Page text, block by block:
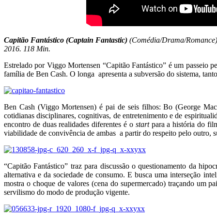
Capitão Fantástico (Captain Fantastic)(Comédia/Drama/
2016. 118 Min.
Estrelado por Viggo Mortensen “Capitão Fantástico” é um passeio
família de Ben Cash. O longa apresenta a subversão do sistema,
Ben Cash (Viggo Mortensen) é pai de seis filhos: Bo (George
cotidianas disciplinares, cognitivas, de entretenimento e de
encontro de duas realidades diferentes é o start para a história do
viabilidade de convivência de ambas a partir do respeito pelo outro,
“Capitão Fantástico” traz para discussão o questionamento da
alternativa e da sociedade de consumo. E busca uma interseção
mostra o choque de valores (cena do supermercado) traçando um
servilismo do modo de produção vigente.